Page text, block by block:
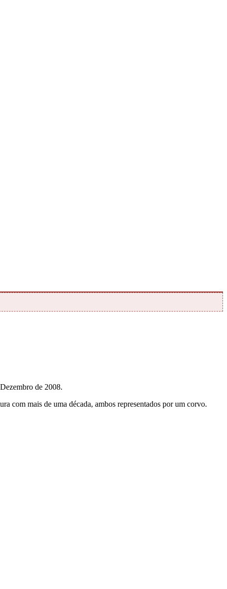
de 2008.
com mais de uma década, ambos representados por um corvo.